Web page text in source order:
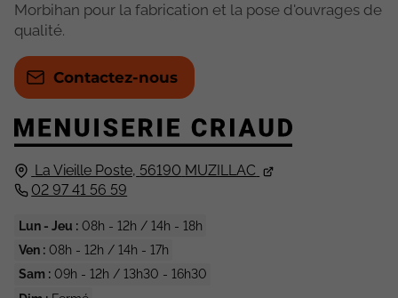
La Vieille Poste, 56190 MUZILLAC
02 97 41 56 59
Lun - Jeu :08h - 12h / 14h - 18h
Ven :08h - 12h / 14h - 17h
Sam :09h - 12h / 13h30 - 16h30
Morbihan pour la fabrication et la pose d'ouvrages de
qualité.
Contactez-nous